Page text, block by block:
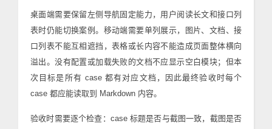
桌面端需要保留左侧导航固定能力，用户阅读长文和接口列
表时仍能切换案例。移动端需要单列展示，图片、文档、接
口列表不能互相遮挡，表格或长内容不能造成页面整体横向
溢出。没有配置或加载失败的文档不应显示空白模块；但本
次目标是所有 case 都有对应文档，因此最终验收时每个
case 都应能读取到 Markdown 内容。
验收时需要逐个检查：case 标题是否与截图一致，截图是否